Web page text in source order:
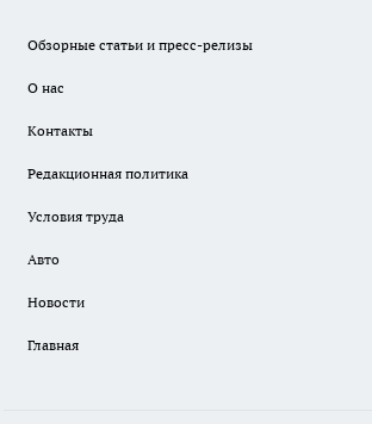
Обзорные статьи и пресс-релизы
О нас
Контакты
Редакционная политика
Условия труда
Авто
Новости
Главная